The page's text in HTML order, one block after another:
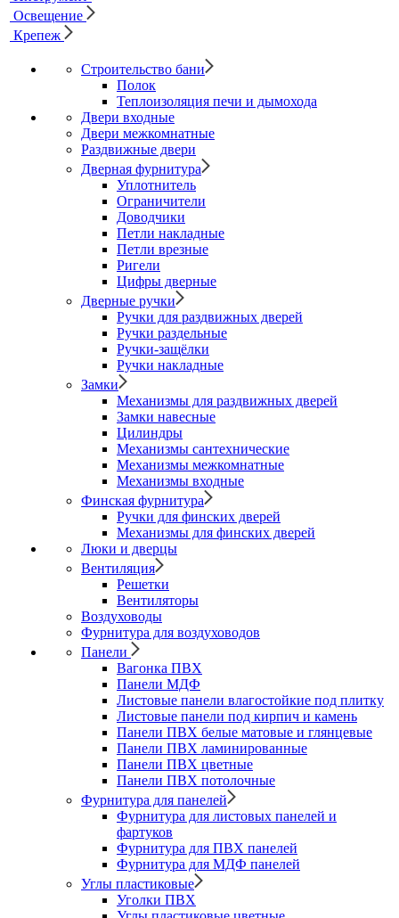
Освещение
Крепеж
Строительство бани
Полок
Теплоизоляция печи и дымохода
Двери входные
Двери межкомнатные
Раздвижные двери
Дверная фурнитура
Уплотнитель
Ограничители
Доводчики
Петли накладные
Петли врезные
Ригели
Цифры дверные
Дверные ручки
Ручки для раздвижных дверей
Ручки раздельные
Ручки-защёлки
Ручки накладные
Замки
Механизмы для раздвижных дверей
Замки навесные
Цилиндры
Механизмы сантехнические
Механизмы межкомнатные
Механизмы входные
Финская фурнитура
Ручки для финских дверей
Механизмы для финских дверей
Люки и дверцы
Вентиляция
Решетки
Вентиляторы
Воздуховоды
Фурнитура для воздуховодов
Панели
Вагонка ПВХ
Панели МДФ
Листовые панели влагостойкие под плитку
Листовые панели под кирпич и камень
Панели ПВХ белые матовые и глянцевые
Панели ПВХ ламинированные
Панели ПВХ цветные
Панели ПВХ потолочные
Фурнитура для панелей
Фурнитура для листовых панелей и
фартуков
Фурнитура для ПВХ панелей
Фурнитура для МДФ панелей
Углы пластиковые
Уголки ПВХ